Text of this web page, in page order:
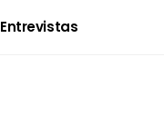
Entrevistas